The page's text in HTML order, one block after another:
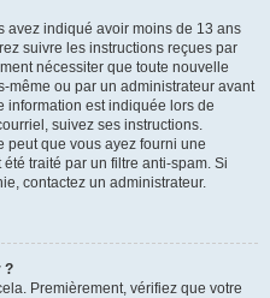
avez indiqué avoir moins de 13 ans
suivre les instructions reçues par
nécessiter que toute nouvelle
même ou par un administrateur avant
information est indiquée lors de
suivez ses instructions.
peut que vous ayez fourni une
traité par un filtre anti-spam. Si
contactez un administrateur.
?
Premièrement, vérifiez que votre